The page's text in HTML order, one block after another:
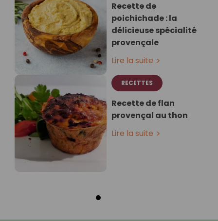
Recette de
poichichade : la
délicieuse spécialité
provençale
Lire la suite
RECETTES
Recette de flan
provençal au thon
Lire la suite